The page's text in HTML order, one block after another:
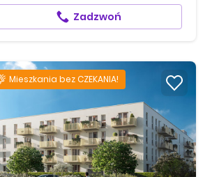
Zadzwoń
Mieszkania bez CZEKANIA!